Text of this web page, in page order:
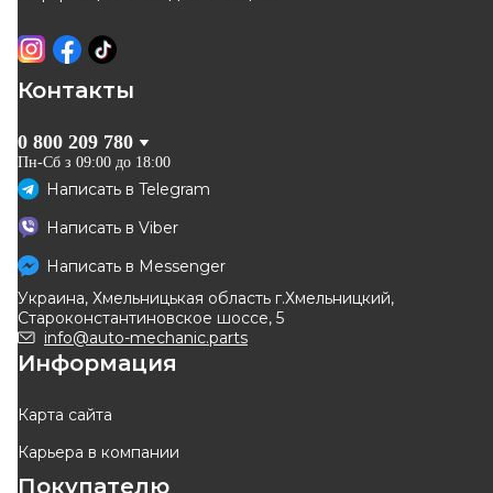
-10 %
MEYLE
Диск тормозной (передний)
Renault Kangoo 1.5 DCI/1.6
16V 08-/Dokker 12- (258x22)
Код: 16-15 521 0027
1 765 грн
1 589 грн
КУПИТЬ
Отправка
Оригинал
Контакты
0 800 209 780
Пн-Сб з 09:00 до 18:00
Написать в Telegram
Написать в Viber
Написать в Messenger
Украина, Хмельницькая область г.Хмельницкий,
Староконстантиновское шоссе, 5
info@auto-mechanic.parts
Информация
Карта сайта
Карьера в компании
Покупателю